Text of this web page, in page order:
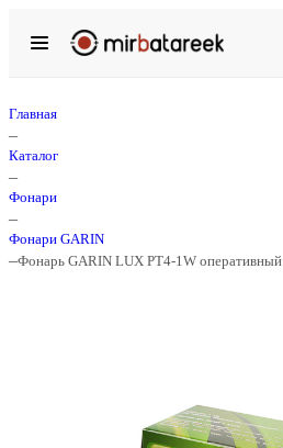
Главная
–
Каталог
–
Фонари
–
Фонари GARIN
–Фонарь GARIN LUX PT4-1W оперативный